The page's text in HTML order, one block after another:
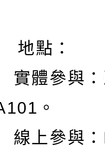
地點：
體參與：
。
上參與：